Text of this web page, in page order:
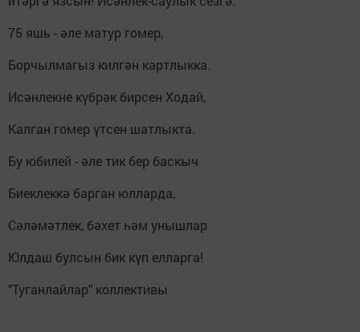
75 яшь - әле матур гомер,
Борчылмагыз килгән картлыкка.
Исәнлекне күбрәк бирсен Ходай,
Калган гомер үтсен шатлыкта.
Бу юбилей - әле тик бер баскыч
Биеклеккә барган юлларда,
Сәләмәтлек, бәхет һәм унышлар
Юлдаш булсын бик күп елларга!
"Туганлайлар" коллективы